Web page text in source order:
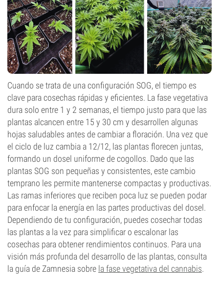
Cuando se trata de una configuración SOG, el tiempo es
clave para cosechas rápidas y eficientes. La fase vegetativa
dura solo entre 1 y 2 semanas, el tiempo justo para que las
plantas alcancen entre 15 y 30 cm y desarrollen algunas
hojas saludables antes de cambiar a floración. Una vez que
el ciclo de luz cambia a 12/12, las plantas florecen juntas,
formando un dosel uniforme de cogollos. Dado que las
plantas SOG son pequeñas y consistentes, este cambio
temprano les permite mantenerse compactas y productivas.
Las ramas inferiores que reciben poca luz se pueden podar
para enfocar la energía en las partes productivas del dosel.
Dependiendo de tu configuración, puedes cosechar todas
las plantas a la vez para simplificar o escalonar las
cosechas para obtener rendimientos continuos. Para una
visión más profunda del desarrollo de las plantas, consulta
la guía de Zamnesia sobre la fase vegetativa del cannabis.